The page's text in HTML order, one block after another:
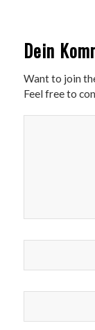
Dein
Want to join
Feel free to